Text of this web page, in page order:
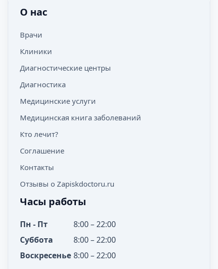
О нас
Врачи
Клиники
Диагностические центры
Диагностика
Медицинские услуги
Медицинская книга заболеваний
Кто лечит?
Соглашение
Контакты
Отзывы о Zapiskdoctoru.ru
Часы работы
Пн - Пт
8:00 – 22:00
Суббота
8:00 – 22:00
Воскресенье 8:00 – 22:00